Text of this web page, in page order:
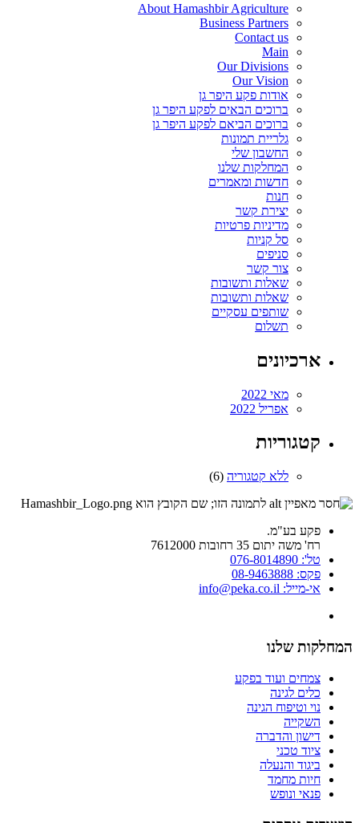
About Hamashbir Agriculture
Business Partners
Contact us
Main
Our Divisions
Our Vision
אודות פקע היפר גן
ברוכים הבאים לפקע היפר גן
ברוכים הביאם לפקע היפר גן
גלריית תמונות
החשבון שלי
המחלקות שלנו
חדשות ומאמרים
חנות
יצירת קשר
מדיניות פרטיות
סל קניות
סניפים
צור קשר
שאלות ותשובות
שאלות ותשובות
שותפים עסקיים
תשלום
ארכיונים
מאי 2022
אפריל 2022
קטגוריות
ללא קטגוריה (6)
פקע בע"מ.
רח' משה יתום 35 רחובות 7612000
טל': 076-8014890
פקס: 08-9463888
אי-מייל: info@peka.co.il
המחלקות שלנו
צמחים ועוד בפקע
כלים לגינה
נוי וטיפוח הגינה
השקייה
דישון והדברה
ציוד טכני
ביגוד והנעלה
חיות מחמד
פנאי ונופש